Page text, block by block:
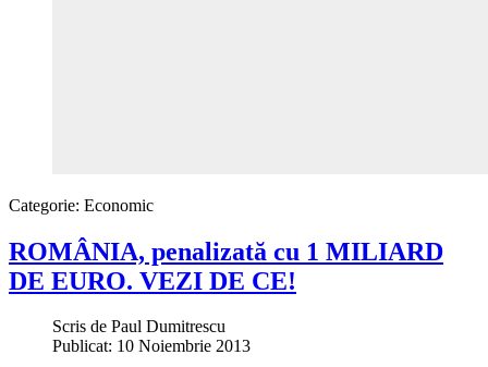
Categorie: Economic
ROMÂNIA, penalizată cu 1 MILIARD
DE EURO. VEZI DE CE!
Scris de Paul Dumitrescu
Publicat: 10 Noiembrie 2013